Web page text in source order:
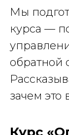
Мы
курса —
обратной
зачем